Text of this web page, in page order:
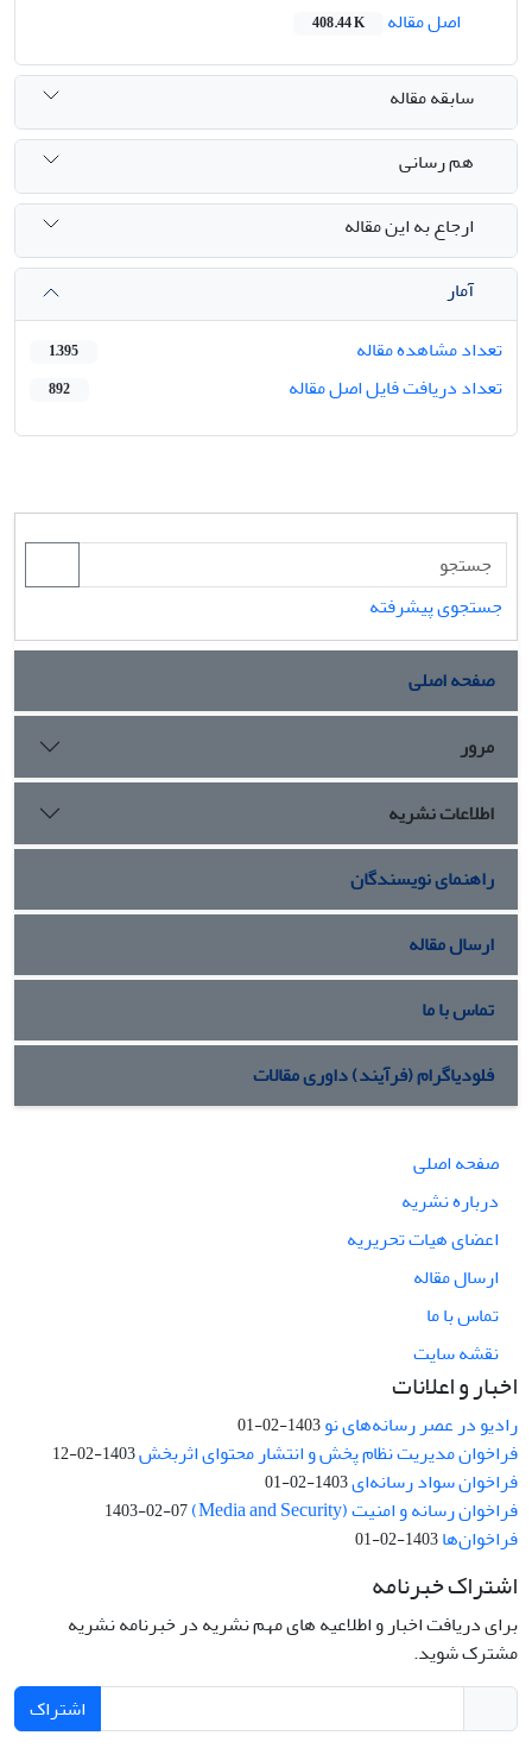
اصل مقاله
408.44 K
سابقه مقاله
هم رسانی
ارجاع به این مقاله
آمار
تعداد مشاهده مقاله
1,395
تعداد دریافت فایل اصل مقاله 892
جستجوی پیشرفته
صفحه اصلی
مرور
اطلاعات نشریه
راهنمای نویسندگان
ارسال مقاله
تماس با ما
فلودیاگرام (فرآیند) داوری مقالات
صفحه اصلی
درباره نشریه
اعضای هیات تحریریه
ارسال مقاله
تماس با ما
نقشه سایت
اخبار و اعلانات
رادیو در عصر رسانه‌های نو1403-02-01
فراخوان مدیریت نظام پخش و انتشار محتوای اثربخش1403-02-12
فراخوان سواد رسانه‌ای1403-02-01
فراخوان رسانه و امنیت (Media and Security) 1403-02-07
فراخوان‌ها1403-02-01
اشتراک خبرنامه
برای دریافت اخبار و اطلاعیه های مهم نشریه در خبرنامه نشریه
مشترک شوید.
اشتراک